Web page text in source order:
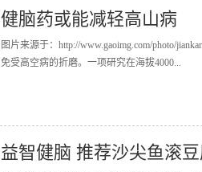
健脑药或能减轻高山病
图片来源于：http://www.gaoimg.com/photo/
免受高空病的折磨。一项研究在海拔4000...
益智健脑 推荐沙尖鱼滚